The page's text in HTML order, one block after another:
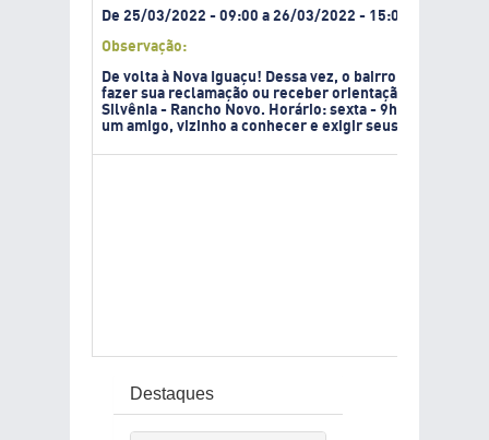
De 25/03/2022 - 09:00 a 26/03/2022 - 15:00
Observação:
De volta à Nova Iguaçu! Dessa vez, o bairro Rancho
fazer sua reclamação ou receber orientação jurídica
Silvênia - Rancho Novo. Horário: sexta - 9h às 17h /
um amigo, vizinho a conhecer e exigir seus direitos de
Destaques